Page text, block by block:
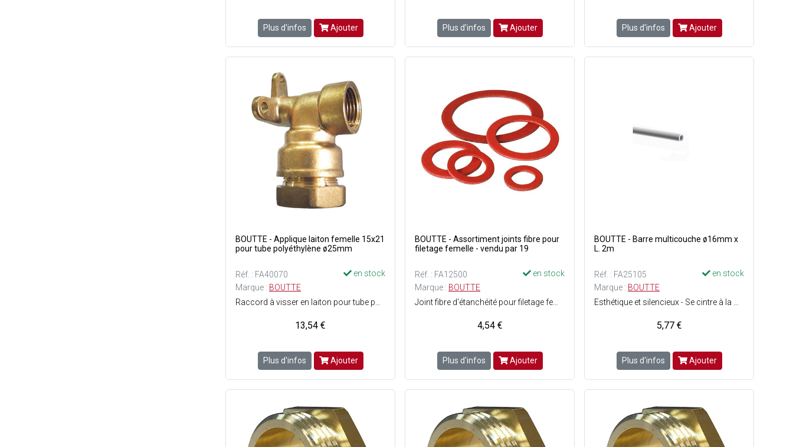
Plus d'infos Ajouter Plus d'infos Ajouter Plus d'infos Ajouter
BOUTTE - Applique laiton femelle 15x21
pour tube polyéthylène ø25mm
Réf. : FA40070
en stock
Marque : BOUTTE
13,54 €
Plus d'infos Ajouter
BOUTTE - Assortiment joints fibre pour
filetage femelle - vendu par 19
Réf. : FA12500
en stock
Marque : BOUTTE
4,54 €
Plus d'infos Ajouter
BOUTTE - Barre multicouche ø16mm x
L. 2m
Réf. : FA25105
en stock
Marque : BOUTTE
5,77 €
Plus d'infos Ajouter